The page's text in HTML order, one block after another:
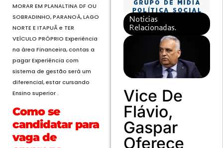
MORAR EM PLANALTINA DF OU
SOBRADINHO, PARANOÁ, LAGO
NORTE E ITAPUÃ e TER
VEÍCULO PRÓPRIO Experiência
na área Financeira, contas a
pagar Experiência com
sistema de gestão será um
diferencial, estar cursando
Ensino superior .
Como se
candidatar para
vaga de
Noticias
Relacionadas.
Vice De
Flávio,
Gaspar
Oferece